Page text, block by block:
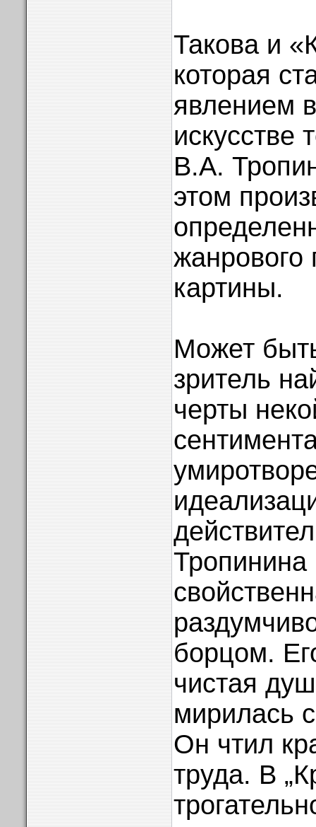
Такова и
которая
явлением
искусстве
В.А.
этом
жанрового
картины.
Может
зритель
черты
борцом.
чистая
мирилась
Он чтил
труда. В